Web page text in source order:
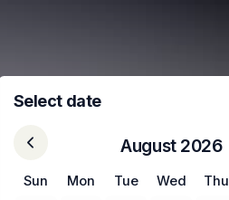
Select date
August 2026
Sun Mon Tue Wed Thu